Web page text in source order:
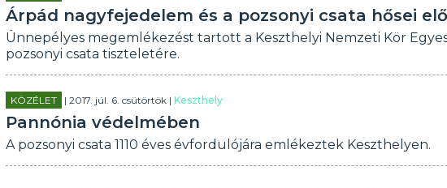
Árpád nagyfejedelem és a pozsonyi csata hősei
Ünnepélyes megemlékezést tartott a Keszthelyi Nemzeti Kör
pozsonyi csata tiszteletére.
KÖZÉLET | 2017. júl. 6. csütörtök | Keszthely
Pannónia védelmében
A pozsonyi csata 1110 éves évfordulójára emlékeztek Keszthelyen.